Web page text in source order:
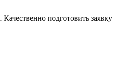
. Качественно подготовить заявку